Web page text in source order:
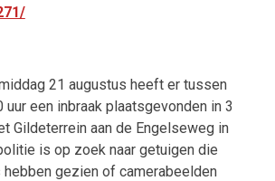
21 augustus heeft er tussen
uur een inbraak plaatsgevonden in 3
Gildeterrein aan de Engelseweg in
is op zoek naar getuigen die
gezien of camerabeelden